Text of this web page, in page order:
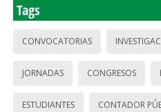
Tags
CONVOCATORIAS
JORNADAS CONGRESOS
ESTUDIANTES CONTADOR